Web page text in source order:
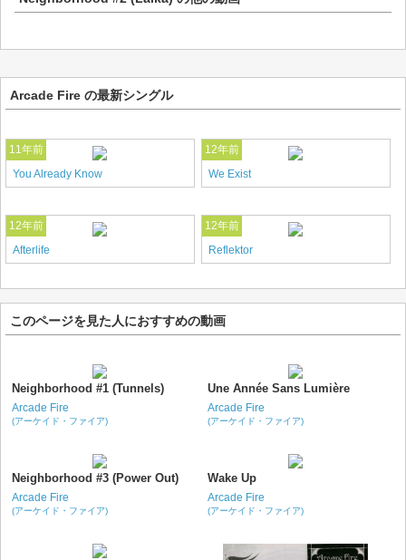
Arcade Fire の最新シングル
11年前
You Already Know
12年前
We Exist
12年前
Afterlife
12年前
Reflektor
このページを見た人におすすめの動画
Neighborhood #1 (Tunnels)
Arcade Fire
(アーケイド・ファイア)
Une Année Sans Lumière
Arcade Fire
(アーケイド・ファイア)
Neighborhood #3 (Power Out)
Arcade Fire
(アーケイド・ファイア)
Wake Up
Arcade Fire
(アーケイド・ファイア)